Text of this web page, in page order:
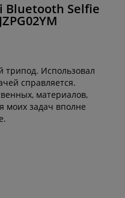
Bluetooth Selfie
трипод. Использовал
справляется.
материалов,
моих задач вполне